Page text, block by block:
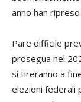
anno han
Pare difficile
prosegua nel
si tireranno a
elezioni federali